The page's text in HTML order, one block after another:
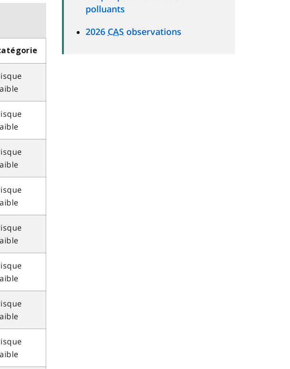
polluants
2026 CAS observations